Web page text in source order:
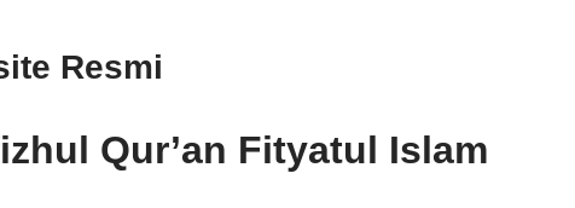
Resmi
Qur’an Fityatul Islam